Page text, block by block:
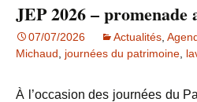
JEP 2026 – promenade
07/07/2026 Actualités
Michaud
journées du patrimoine
À l’occasion des journées du